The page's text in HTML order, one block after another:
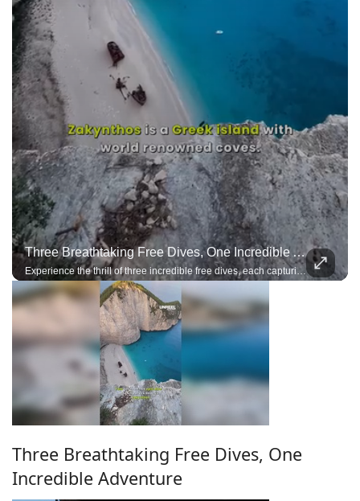
Three Breathtaking Free Dives, One Incredible Adventure
Experience the thrill of three incredible free dives, each capturing the beauty, precision, and adrenaline of exploring the deep on a single breath
Three Breathtaking Free Dives, One
Incredible Adventure